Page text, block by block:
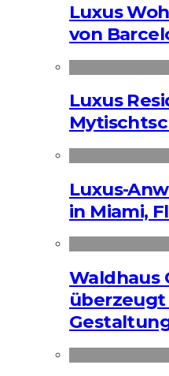
Luxus
von
Luxus
Luxus-
in Miami,
Waldhaus